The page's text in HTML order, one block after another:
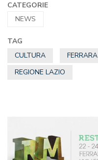
CATEGORIE
NEWS
TAG
CULTURA
FERRARA
REGIONE LAZIO